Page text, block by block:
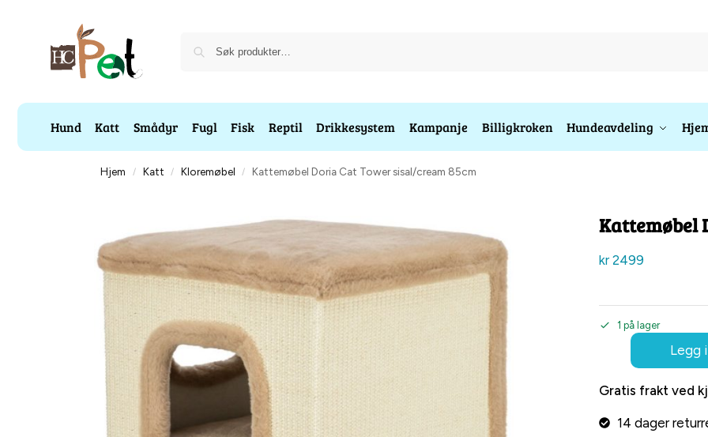
Hund Katt Smådyr Fugl Fisk Reptil Drikkesystem Kampanje Billigkroken Hundeavdeling
Hjem / Katt / Kloremøbel / Kattemøbel Doria Cat Tower sisal/cream 85cm
Kattemøbel
kr2499
1 på lager
Legg
Gratis frakt ved
14 dager